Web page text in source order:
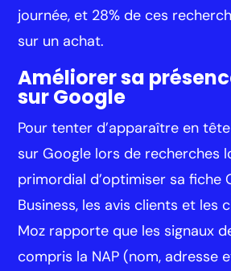
journée, et 28% de ces
sur un achat.
Améliorer sa
sur Google
Pour tenter d’apparaître en
sur Google lors de recherches
primordial d’optimiser sa fiche
Business, les avis clients et les
Moz rapporte que les signaux
compris la NAP (nom, adresse